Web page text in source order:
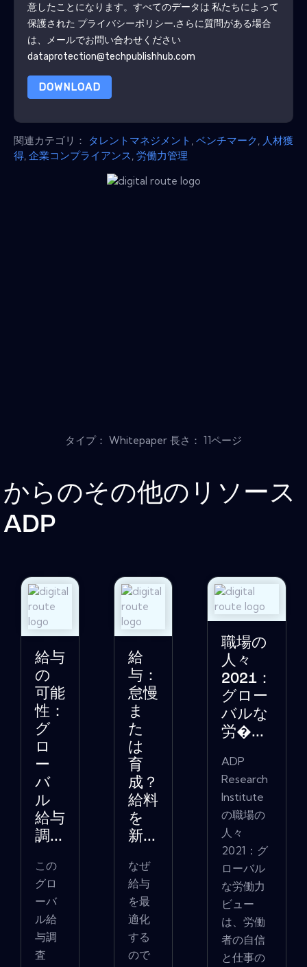
意したことになります。すべてのデータは 私たちによって
保護された プライバシーポリシー.さらに質問がある場合
は、メールでお問い合わせください
dataprotection@techpublishhub.com
DOWNLOAD
関連カテゴリ： タレントマネジメント ベンチマーク
人材獲
得 企業コンプライアンス 労働力管理
タイプ： Whitepaper 長さ： 11ページ
からのその他のリソース
ADP
給与
の
可能
性：
グ
ロ
ー
バ
ル
給与
調...
この
グロ
ーバ
ル給
与調
査
給
与：
怠慢
ま
た
は
育
成？
給料
を
新...
なぜ
給与
を最
適化
する
ので
職場の
人々
2021：
グロー
バルな
労�...
ADP
Research
Institute
の職場の
人々
2021：グ
ローバル
な労働力
ビュー
は、労働
者の自信
と仕事の